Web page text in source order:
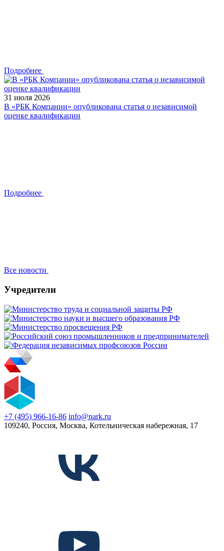
Подробнее
31 июля 2026
В «РБК Компании» опубликована статья о независимой
оценке квалификации
Подробнее
Все новости
Учредители
+7 (495) 966-16-86 info@nark.ru
109240, Россия, Москва, Котельническая набережная, 17